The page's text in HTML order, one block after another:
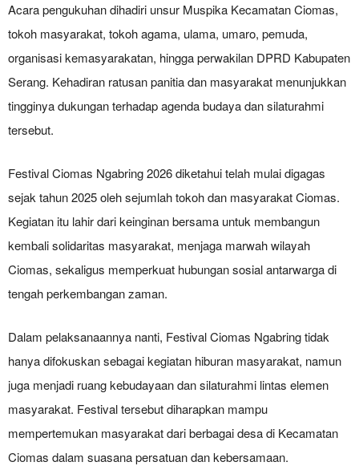
Acara pengukuhan dihadiri unsur Muspika Kecamatan Ciomas,
tokoh masyarakat, tokoh agama, ulama, umaro, pemuda,
organisasi kemasyarakatan, hingga perwakilan DPRD Kabupaten
Serang. Kehadiran ratusan panitia dan masyarakat menunjukkan
tingginya dukungan terhadap agenda budaya dan silaturahmi
tersebut.
Festival Ciomas Ngabring 2026 diketahui telah mulai digagas
sejak tahun 2025 oleh sejumlah tokoh dan masyarakat Ciomas.
Kegiatan itu lahir dari keinginan bersama untuk membangun
kembali solidaritas masyarakat, menjaga marwah wilayah
Ciomas, sekaligus memperkuat hubungan sosial antarwarga di
tengah perkembangan zaman.
Dalam pelaksanaannya nanti, Festival Ciomas Ngabring tidak
hanya difokuskan sebagai kegiatan hiburan masyarakat, namun
juga menjadi ruang kebudayaan dan silaturahmi lintas elemen
masyarakat. Festival tersebut diharapkan mampu
mempertemukan masyarakat dari berbagai desa di Kecamatan
Ciomas dalam suasana persatuan dan kebersamaan.